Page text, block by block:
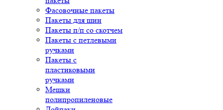
Фасовочные пакеты
Пакеты для шин
Пакеты п/п со скотчем
Пакеты с петлевыми
ручками
Пакеты с
пластиковыми
ручками
Мешки
полипропиленовые